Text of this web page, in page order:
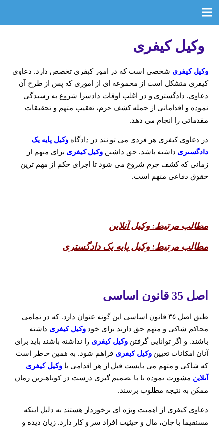
وکیل کیفری
وکیل کیفری شخصی است که در امور کیفری تخصص دارد. دعاوی
کیفری متشکل است از مجموعه ای از اموری که پس از طرح آن
دعاوی. دادگستری و در اغلب اوقات دادسرا شروع به رسیدگی
نموده و اقداماتی از جمله کشف جرم، تعقیب متهم و تحقیقات
مقدماتی را انجام می دهد.
در دعاوی کیفری هر فردی می توانند در دادگاهوکیل پایه یک
دادگستری داشته باشد. حق داشتنوکیل کیفری برای متهم از
زمانی که کشف جرم شروع می شود تا اجرای حکم از مهم ترین
حقوق دفاعی متهم است.
مطالب مرتبط:وکیل آنلاین
مطالب مرتبط:وکیل پایه یک دادگستری
اصل 35 قانون اساسی
طبق اصل ۳۵ قانون اساسی این گونه عنوان دارد. که در تمامی
محاکم شاکی و متهم حق دارند برای خودوکیل کیفری داشته
باشند. و اگر توانایی گرفتنوکیل کیفری را نداشته باشند باید برای
آنان امکانات تعیین وکیل کیفری فراهم شود. به همین خاطر است
که شاکی و متهم می بایست قبل از هر اقدامی با وکیل کیفری
آنلاین مشورت نموده تا با تصمیم گیری درست در کوتاهترین زمان
ممکن به نتیجه مطلوب برسند.
دعاوی کیفری از اهمیت ویژه ای برخوردار هستند به دلیل اینکه
مستقیما با جان، مال و حیثیت افراد سر و کار دارد. زیان دیده و